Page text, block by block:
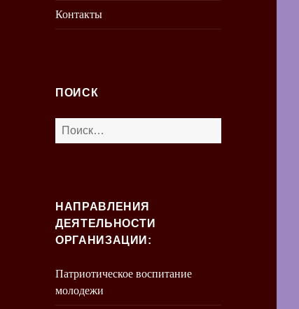
Контакты
ПОИСК
Найти:
НАПРАВЛЕНИЯ
ДЕЯТЕЛЬНОСТИ
ОРГАНИЗАЦИИ:
Патриотическое воспитание
молодежи